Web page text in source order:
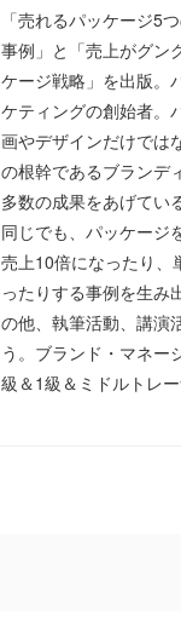
「売れるパッケージ5
事例」と「売上がグン
ケージ戦略」を出版。
ケティングの創始者。
画やデザインだけでは
の根幹であるブランデ
多数の成果をあげてい
同じでも、パッケージ
売上10倍になったり、
ったりする事例を生み
の他、執筆活動、講演
う。ブランド・マネー
級＆1級＆ミドルトレー